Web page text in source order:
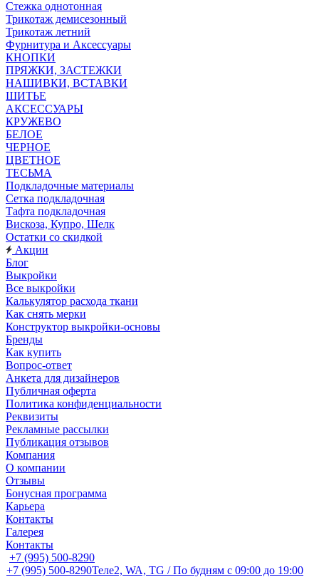
Стежка однотонная
Трикотаж демисезонный
Трикотаж летний
Фурнитура и Аксессуары
КНОПКИ
ПРЯЖКИ, ЗАСТЕЖКИ
НАШИВКИ, ВСТАВКИ
ШИТЬЕ
АКСЕССУАРЫ
КРУЖЕВО
БЕЛОЕ
ЧЕРНОЕ
ЦВЕТНОЕ
ТЕСЬМА
Подкладочные материалы
Сетка подкладочная
Тафта подкладочная
Вискоза, Купро, Шелк
Остатки со скидкой
Акции
Блог
Выкройки
Все выкройки
Калькулятор расхода ткани
Как снять мерки
Конструктор выкройки-основы
Бренды
Как купить
Вопрос-ответ
Анкета для дизайнеров
Публичная оферта
Политика конфиденциальности
Реквизиты
Рекламные рассылки
Публикация отзывов
Компания
О компании
Отзывы
Бонусная программа
Карьера
Контакты
Галерея
Контакты
+7 (995) 500-8290
+7 (995) 500-8290Теле2, WA, TG / По будням c 09:00 до 19:00